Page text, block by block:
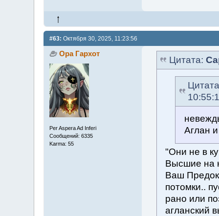
#63: Октября 30, 2025, 11:23:56
Ора Гархот
Per Aspera Ad Inferi
Сообщений: 6335
Karma: 55
Цитата:
Аглан
"Они не в
Высшие на
Ваш Предок
потомки..
рано или
агланский